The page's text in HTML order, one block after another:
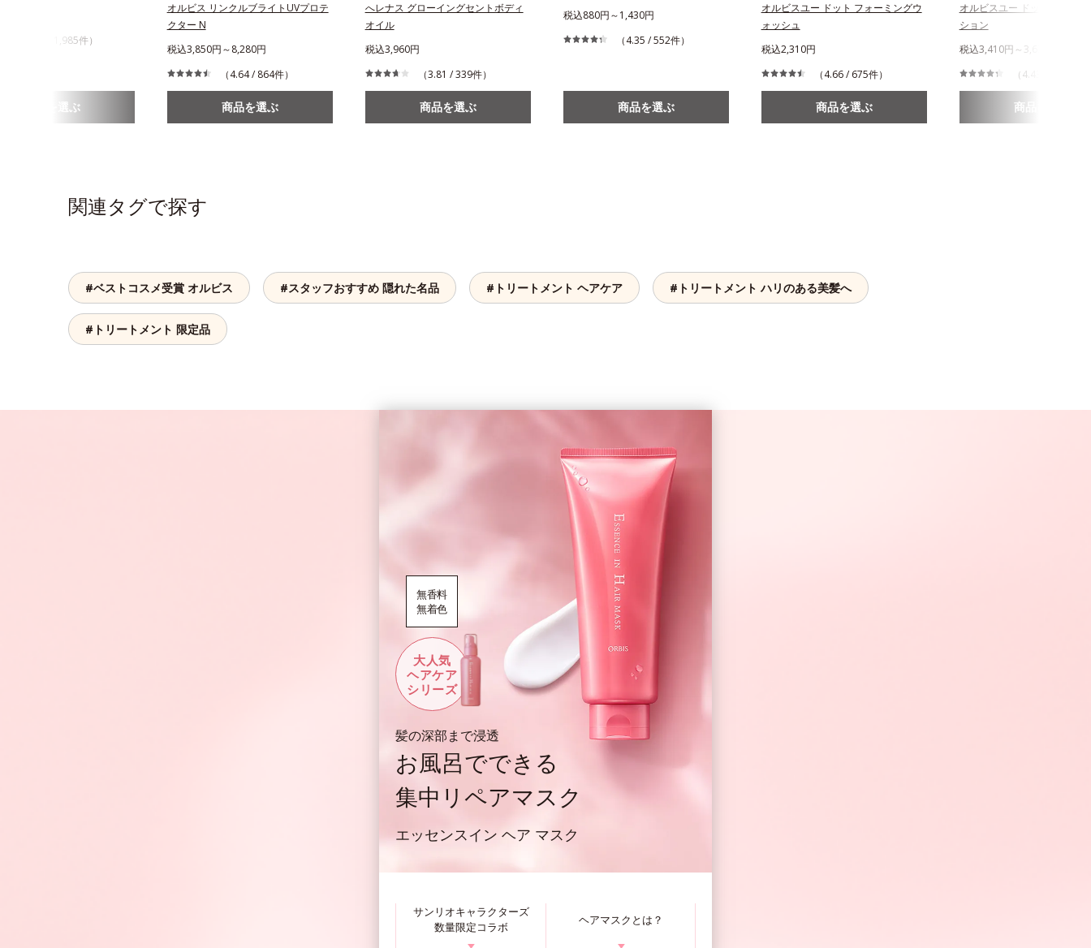
（4.5 / 1,985件）
商品を選ぶ
オルビス リンクルブライトUVプロテ
クター N
税込3,850円～8,280円
（4.64 / 864件）
商品を選ぶ
へレナス グローイングセントボディ
オイル
税込3,960円
（3.81 / 339件）
商品を選ぶ
税込880円～1,430円
（4.35 / 552件）
商品を選ぶ
オルビスユー ドット フォーミングウ
ォッシュ
税込2,310円
（4.66 / 675件）
商品を選ぶ
オルビスユー ドット エッセ
ション
税込3,410円～3,630円
（4.43 / 719件）
商品を選ぶ
関連タグで探す
#ベストコスメ受賞 オルビス #スタッフおすすめ 隠れた名品 #トリートメント ヘアケア #トリートメント ハリのある美髪へ
#トリートメント 限定品
無香料
無着色
大人気
ヘアケア
シリーズ
髪の深部まで浸透
お風呂でできる
集中リペアマスク
エッセンスイン ヘア マスク
サンリオキャラクターズ
数量限定コラボ
ヘアマスクとは？